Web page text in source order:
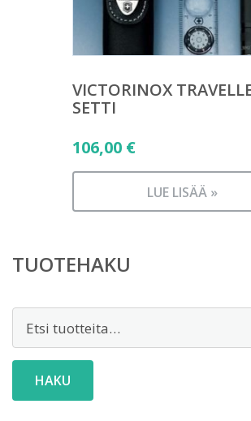
VICTORINOX
SETTI
106,00 €
LUE LISÄÄ »
TUOTEHAKU
HAKU